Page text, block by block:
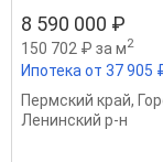
8 590 000 ₽
150 702 ₽ за м2
Ипотека от 37 905
Пермский край,
Ленинский р-н